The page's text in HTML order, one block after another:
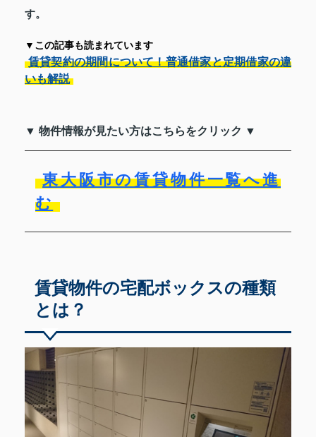
す。
▼この記事も読まれています
賃貸契約の期間について！普通借家と定期借家の違
いも解説
▼ 物件情報が見たい方はこちらをクリック ▼
東大阪市の賃貸物件一覧へ進
む
賃貸物件の宅配ボックスの種類
とは？